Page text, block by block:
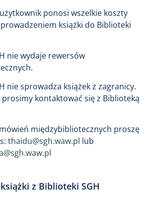
ponosi wszelkie koszty
książki do Biblioteki
nie wydaje rewersów
nie sprowadza książek z zagranicy.
kontaktować się z Biblioteką
międzybibliotecznych proszę
thaidu@sgh.waw.pl lub
z Biblioteki SGH